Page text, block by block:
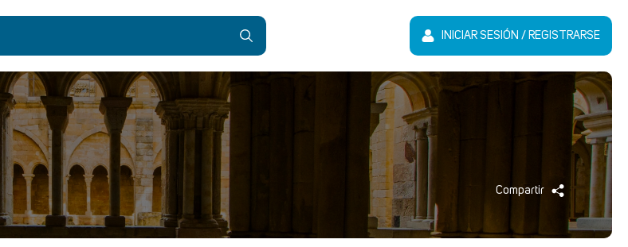
INICIAR SESIÓN / REGISTRARSE
Compartir